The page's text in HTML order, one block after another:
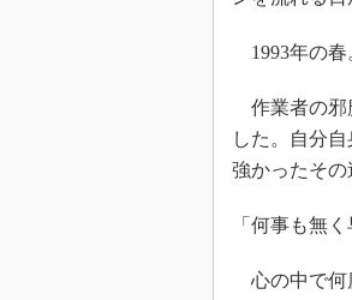
1993年の春
作業者の邪
した。自分
強かったその
「何事も無
心の中で何